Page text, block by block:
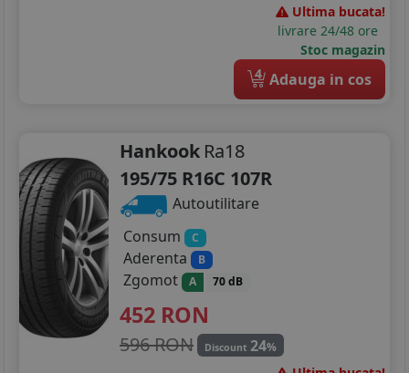
Ultima bucata!
livrare 24/48 ore
Stoc magazin
4 Adauga in cos
Hankook Ra18
195/75 R16C 107R
Autoutilitare
Consum
C
Aderenta B
Zgomot A 70 dB
452 RON
596 RON Discount 24%